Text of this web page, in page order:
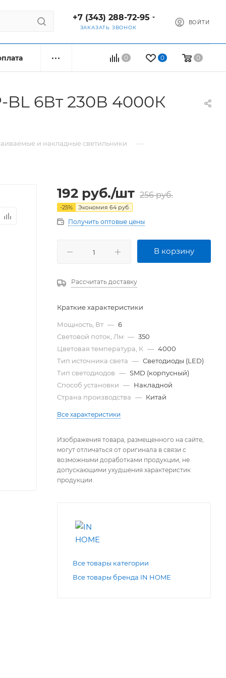
+7 (343) 288-72-95
ЗАКАЗАТЬ ЗВОНОК
ВОЙТИ
0 0 0
BL 6Вт 230В 4000К
и накладные светильники —
192 руб./шт 256руб.
-25% Экономия 64 руб.
Получить оптовые цены
В корзину
Рассчитать доставку
Краткие характеристики
Мощность, Вт — 6
Световой поток, Лм — 350
Цветовая температура, К — 4000
Тип источника света — Светодиоды (LED)
Тип светодиодов — SMD (корпусный)
Способ установки — Накладной
Страна производства — Китай
Все характеристики
Изображения товара, размещенного на сайте,
могут отличаться от оригинала в связи с
возможными доработками продукции, не
допускающими ухудшения характеристик
продукции.
Все товары категории
Все товары бренда IN HOME